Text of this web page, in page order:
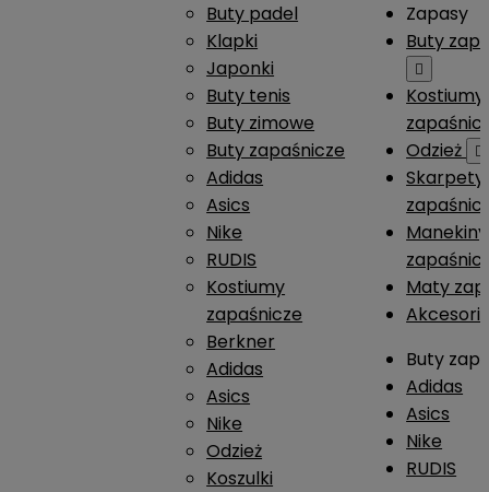
Buty padel
Klapki
Japonki
Buty tenis
Buty zimowe
Buty zapaśnicze
Adidas
Asics
Nike
RUDIS
Kostiumy
zapaśnicze
Berkner
Adidas
Asics
Nike
Odzież
Koszulki
Zapasy
Buty

Kostiumy
Odzież

Skarpety
Manekiny
Maty
Buty
Adidas
Asics
Nike
RUDIS